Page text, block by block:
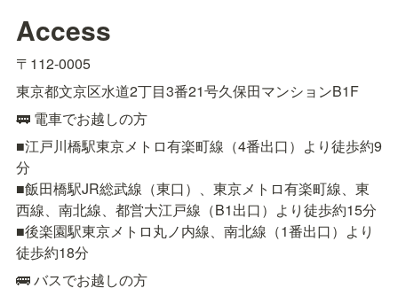
Access
〒112-0005
東京都文京区水道2丁目3番21号久保田マンションB1F
🚃 電車でお越しの方
■江戸川橋駅東京メトロ有楽町線（4番出口）より徒歩約9
分
■飯田橋駅JR総武線（東口）、東京メトロ有楽町線、東
西線、南北線、都営大江戸線（B1出口）より徒歩約15分
■後楽園駅東京メトロ丸ノ内線、南北線（1番出口）より
徒歩約18分
🚌 バスでお越しの方